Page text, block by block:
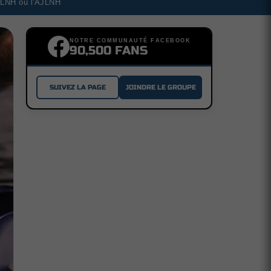
ou l'AJLNH
NOTRE COMMUNAUTÉ FACEBOOK
90,500 FANS
SUIVEZ LA PAGE JOINDRE LE GROUPE